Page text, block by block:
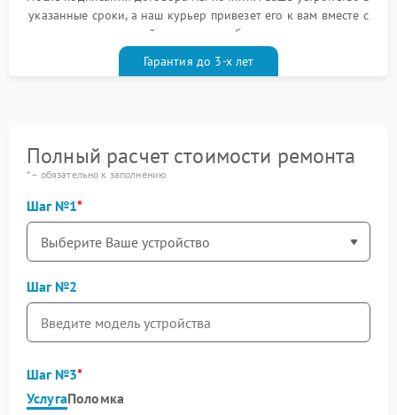
указанные сроки, а наш курьер привезет его к вам вместе с
гарантийным талоном бесплатно
Гарантия до 3-х лет
Полный расчет стоимости ремонта
* – обязательно к заполнению
Шаг №1
Шаг №2
Шаг №3
УслугаПоломка